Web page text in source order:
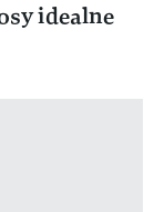
idealne